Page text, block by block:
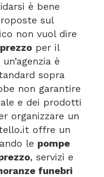
è bene
sul
non vuol dire
prezzo per il
è
sopra
non garantire
e dei prodotti
organizzare un
offre un
le pompe
, servizi e
funebri